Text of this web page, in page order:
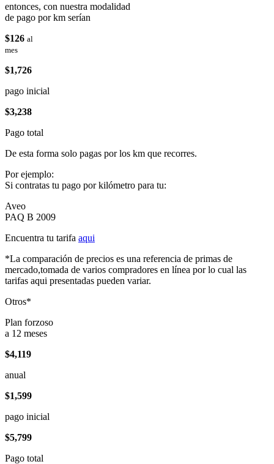
entonces, con nuestra modalidad
de pago por km serían
$126 al
mes
$1,726
pago inicial
$3,238
Pago total
De esta forma solo pagas por los km que recorres.
Por ejemplo:
Si contratas tu pago por kilómetro para tu:
Aveo
PAQ B 2009
Encuentra tu tarifa aqui
*La comparación de precios es una referencia de primas de
mercado,tomada de varios compradores en línea por lo cual las
tarifas aqui presentadas pueden variar.
Otros*
Plan forzoso
a 12 meses
$4,119
anual
$1,599
pago inicial
$5,799
Pago total